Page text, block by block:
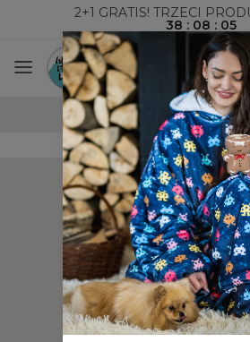
2+1 GRATIS! TRZECI
38: 08: 04
WYSYŁKA ZA